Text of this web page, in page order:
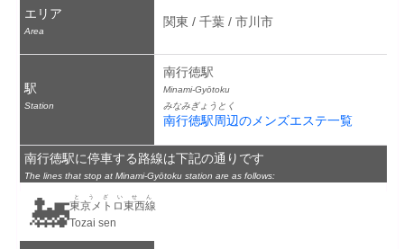
エリア
Area
関東 / 千葉 / 市川市
駅
Station
南行徳駅
Minami-Gyōtoku
みなみぎょうとく
南行徳駅周辺のメンズエステ一覧
南行徳駅に停車する路線は下記の通りです
The lines that stop at Minami-Gyōtoku station are as follows:
🚂東京メトロ東西線
とうざいせん
Tozai sen